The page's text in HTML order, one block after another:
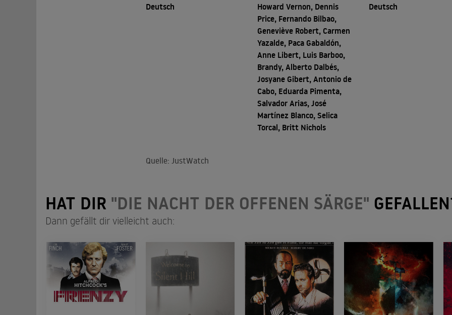
Deutsch
Howard Vernon, Dennis
Price, Fernando Bilbao,
Geneviève Robert, Carmen
Yazalde, Paca Gabaldón,
Anne Libert, Luis Barboo,
Brandy, Alberto Dalbés,
Josyane Gibert, Antonio de
Cabo, Eduarda Pimenta,
Salvador Arias, José
Martínez Blanco, Selica
Torcal, Britt Nichols
Deutsch
Quelle: JustWatch
HAT DIR "DIE NACHT DER OFFENEN SÄRGE"
Dann gefällt dir vielleicht auch: